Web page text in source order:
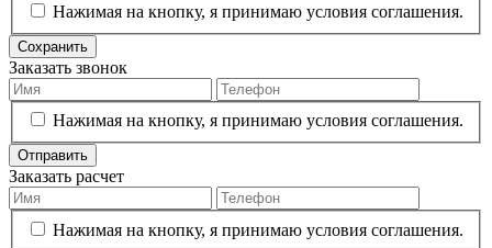
Нажимая на кнопку, я принимаю условия соглашения.
Сохранить
Заказать звонок
Нажимая на кнопку, я принимаю условия соглашения.
Отправить
Заказать расчет
Нажимая на кнопку, я принимаю условия соглашения.